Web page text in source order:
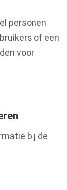
personen
of een
voor
bij de